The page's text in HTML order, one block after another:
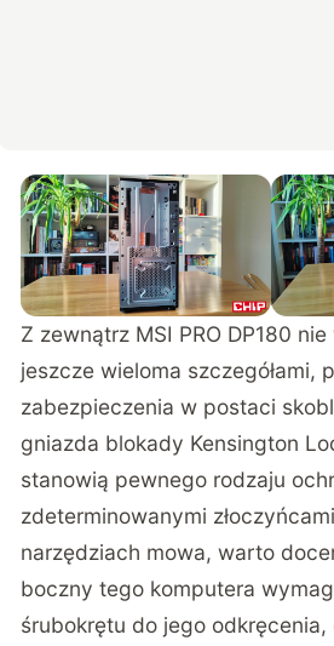
Z zewnątrz MSI PRO DP180
jeszcze wieloma szczegółami,
zabezpieczenia w postaci
gniazda blokady Kensington
stanowią pewnego rodzaju
zdeterminowanymi
narzędziach mowa, warto
boczny tego komputera
śrubokrętu do jego